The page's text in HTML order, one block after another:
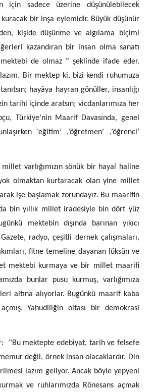
sadece üzerine düşünülebilecek
bir inşa eylemidir. Büyük düşünür
kişide düşünme ve algılama biçimi
kazandıran bir insan olma sanatı
de olmaz ‘’ şeklinde ifade eder.
Bir mektep ki, bizi kendi ruhumuza
hayâya hayran gönüller, insanlığı
tarihi içinde aratsın; vicdanlarımıza her
Türkiye’nin Maarif Davasında, genel
‘eğitim’ ,’öğretmen’ ,’öğrenci’
varlığımızın sönük bir hayal haline
olmaktan kurtaracak olan yine millet
işe başlamak zorundayız. Bu maarifin
bin yıllık millet iradesiyle bin dört yüz
mektebin dışında barınan yıkıcı
radyo, çeşitli dernek çalışmaları,
fitne temeline dayanan lüksün ve
mektebi kurmaya ve bir millet maarifi
bunlar pusu kurmuş, varlığımıza
altına alıyorlar. Bugünkü maarif kaba
Yahudiliğin oltası bir demokrasi
mektepte edebiyat, tarih ve felsefe
değil, örnek insan olacaklardır. Din
lazım geliyor. Ancak böyle yepyeni
ve ruhlarımızda Rönesans açmak
AHMET FAZIL PAŞA